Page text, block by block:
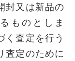
封又は新品の
ものとしま
く査定を行う
査定のために